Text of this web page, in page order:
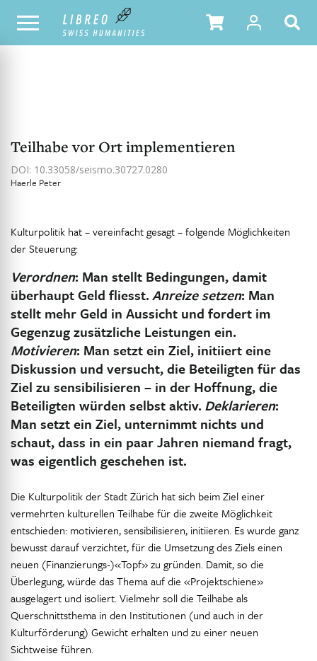
NOTRE CATALOGUE TABLE DES MATIÈRES
Teilhabe vor Ort implementieren
DOI: 10.33058/seismo.30727.0280
Haerle Peter
Kulturpolitik hat – vereinfacht gesagt – folgende Möglichkeiten
der Steuerung:
Verordnen: Man stellt Bedingungen, damit
überhaupt Geld fliesst.Anreize setzen: Man
stellt mehr Geld in Aussicht und fordert im
Gegenzug zusätzliche Leistungen ein.
Motivieren: Man setzt ein Ziel, initiiert eine
Diskussion und versucht, die Beteiligten für das
Ziel zu sensibilisieren – in der Hoffnung, die
Beteiligten würden selbst aktiv. Deklarieren:
Man setzt ein Ziel, unternimmt nichts und
schaut, dass in ein paar Jahren niemand fragt,
was eigentlich geschehen ist.
Die Kulturpolitik der Stadt Zürich hat sich beim Ziel einer
vermehrten kulturellen Teilhabe für die zweite Möglichkeit
entschieden: motivieren, sensibilisieren, initiieren. Es wurde ganz
bewusst darauf verzichtet, für die Umsetzung des Ziels einen
neuen (Finanzierungs-)«Topf» zu gründen. Damit, so die
Überlegung, würde das Thema auf die «Projektschiene»
ausgelagert und isoliert. Vielmehr soll die Teilhabe als
Querschnittsthema in den Institutionen (und auch in der
Kulturförderung) Gewicht erhalten und zu einer neuen
Sichtweise führen.